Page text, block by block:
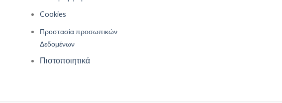
Cookies
Προστασία προσωπικών
Δεδομένων
Πιστοποιητικά